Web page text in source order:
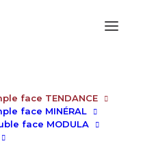
face TENDANCE
face MINÉRAL
face MODULA
FACE